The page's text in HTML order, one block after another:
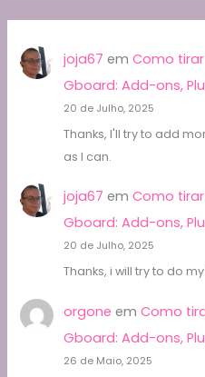
joja67 em Como
Gboard: Add-ons,
20 de Julho, 2025
Thanks, I'll try to add
as I can.
joja67 em Como
Gboard: Add-ons,
20 de Julho, 2025
Thanks, i will try to do
orgone em Como
Gboard: Add-ons,
26 de Maio, 2025